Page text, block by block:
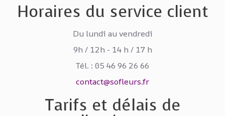
Horaires du service client
Du lundi au vendredi
9h / 12h - 14 h / 17 h
Tél. : 05 46 96 26 66
contact@sofleurs.fr
Tarifs et délais de